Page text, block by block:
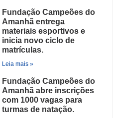
Fundação Campeões do
Amanhã entrega
materiais esportivos e
inicia novo ciclo de
matrículas.
Leia mais »
Fundação Campeões do
Amanhã abre inscrições
com 1000 vagas para
turmas de natação.